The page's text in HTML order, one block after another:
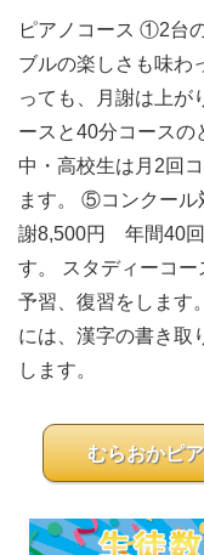
ピアノコース ①2台
ブルの楽しさも味
っても、月謝は上が
ースと40分コース
中・高校生は月2回
ます。 ⑤コンクー
謝8,500円 年間40
す。 スタディーコ
予習、復習をしま
には、漢字の書き取
します。
むらおかピ